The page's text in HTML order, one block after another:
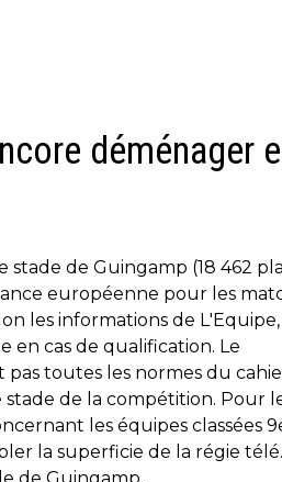
déménager
stade de Guingamp (18 462
européenne pour les
les informations de
en cas de qualification. Le
toutes les normes du
stade de la compétition. Pour
les équipes classées
la superficie de la régie